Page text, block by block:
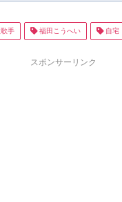
手 福田こうへい 自宅
スポンサーリンク